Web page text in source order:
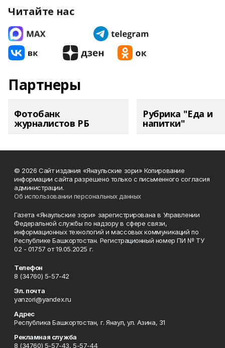
Читайте нас
Партнеры
Фотобанк
журналистов РБ
Рубрика "Еда и
напитки"
© 2026 Сайт издания «Янаульские зори» Копирование
информации сайта разрешено только с письменного согласия
администрации.
Об использовании персональных данных
Газета «Янаульские зори» зарегистрирована в Управлении
Федеральной службы по надзору в сфере связи,
информационных технологий и массовых коммуникаций по
Республике Башкортостан. Регистрационный номер ПИ № ТУ
02 - 01757 от 19.05.2025 г.
Телефон
8 (34760) 5-57-42
Эл. почта
yanzori@yandex.ru
Адрес
Республика Башкортостан, г. Янаул, ул. Азина, 31
Рекламная служба
8 (34760) 5-57-43, 5-57-44